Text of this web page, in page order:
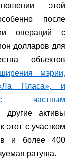
этой
после
операций с
долларов для
объектов
мэрии,
«Ла Пласа», и
частным
активы
этот с участком
и более 400
ратуша.